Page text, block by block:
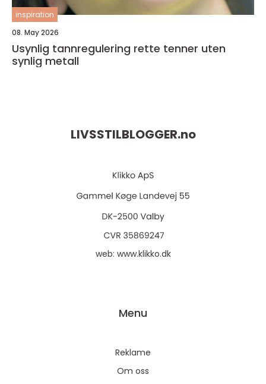
inspiration
08. May 2026
Usynlig tannregulering rette tenner uten
synlig metall
LIVSSTILBLOGGER.no
web: www.klikko.dk
Menu
Reklame
Om oss